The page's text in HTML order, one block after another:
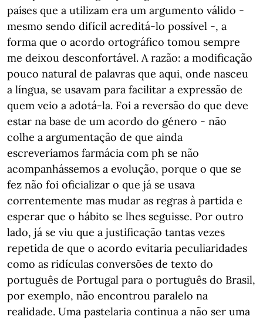
países que a utilizam era um argumento válido -
mesmo sendo difícil acreditá-lo possível -, a
forma que o acordo ortográfico tomou sempre
me deixou desconfortável. A razão: a modificação
pouco natural de palavras que aqui, onde nasceu
a língua, se usavam para facilitar a expressão de
quem veio a adotá-la. Foi a reversão do que deve
estar na base de um acordo do género - não
colhe a argumentação de que ainda
escreveríamos farmácia com ph se não
acompanhássemos a evolução, porque o que se
fez não foi oficializar o que já se usava
correntemente mas mudar as regras à partida e
esperar que o hábito se lhes seguisse. Por outro
lado, já se viu que a justificação tantas vezes
repetida de que o acordo evitaria peculiaridades
como as ridículas conversões de texto do
português de Portugal para o português do Brasil,
por exemplo, não encontrou paralelo na
realidade. Uma pastelaria continua a não ser uma